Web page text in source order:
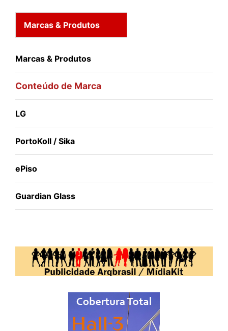
Marcas & Produtos
Marcas & Produtos
Conteúdo de Marca
LG
PortoKoll / Sika
ePiso
Guardian Glass